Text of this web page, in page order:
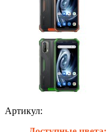
Артикул: